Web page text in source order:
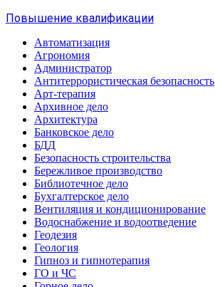
Повышение квалификации
Автоматизация
Агрономия
Администратор
Антитеррористическая безопасность
Арт-терапия
Архивное дело
Архитектура
Банковское дело
БДД
Безопасность строительства
Бережливое производство
Библиотечное дело
Бухгалтерское дело
Вентиляция и кондиционирование
Водоснабжение и водоотведение
Геодезия
Геология
Гипноз и гипнотерапия
ГО и ЧС